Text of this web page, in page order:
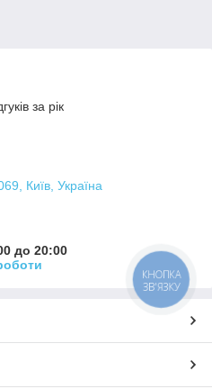
за рік
Київ, Україна
до 20:00
КНОПКА
ЗВ'ЯЗКУ